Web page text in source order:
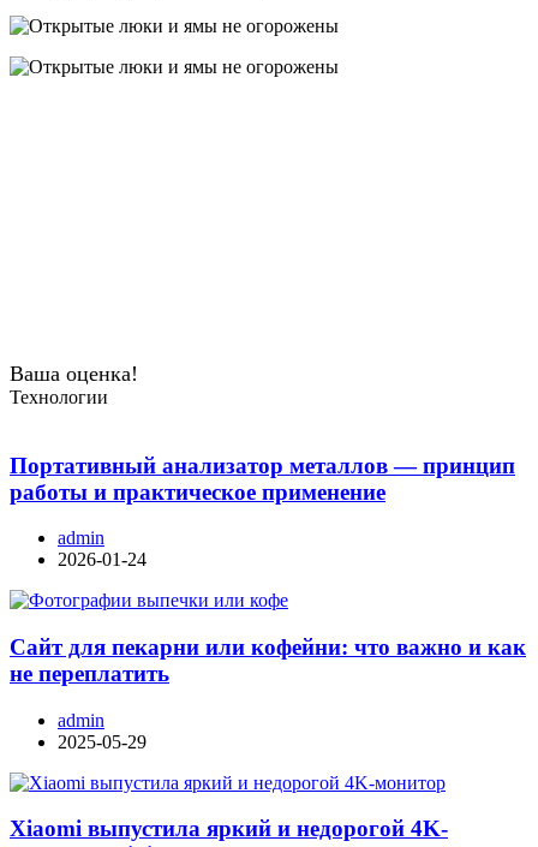
Ваша оценка!
Технологии
Портативный анализатор металлов — принцип
работы и практическое применение
admin
2026-01-24
Сайт для пекарни или кофейни: что важно и как
не переплатить
admin
2025-05-29
Xiaomi выпустила яркий и недорогой 4K-